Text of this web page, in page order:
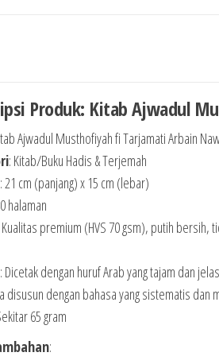
Produk: Kitab Ajwadul
Ajwadul Musthofiyah fi Tarjamati Arbain
: Kitab/Buku Hadis & Terjemah
: 21 cm (panjang) x 15 cm (lebar)
halaman
Kualitas premium (HVS 70 gsm), putih bersih,
: Dicetak dengan huruf Arab yang tajam dan
disusun dengan bahasa yang sistematis dan
65 gram
: